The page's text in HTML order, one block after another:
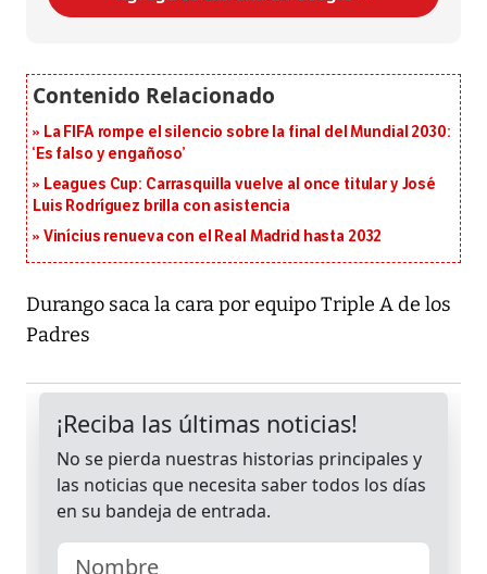
La FIFA rompe el silencio sobre la final del Mundial 2030:
‘Es falso y engañoso’
Leagues Cup: Carrasquilla vuelve al once titular y José
Luis Rodríguez brilla con asistencia
Vinícius renueva con el Real Madrid hasta 2032
Durango saca la cara por equipo Triple A de los
Padres